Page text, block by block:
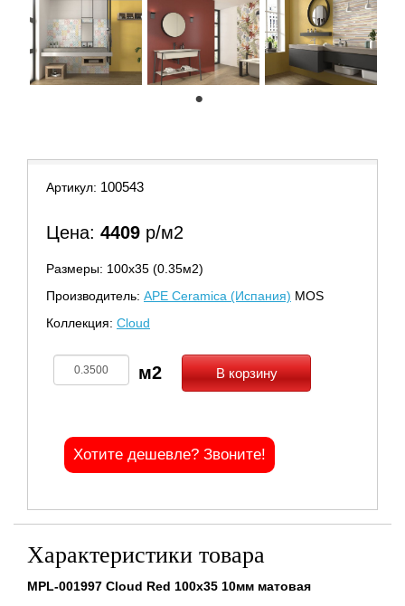
Артикул: 100543
Цена: 4409 р/м2
Размеры: 100х35 (0.35м2)
Производитель: APE Ceramica (Испания) MOS
Коллекция: Cloud
В корзину
Хотите дешевле? Звоните!
Характеристики товара
MPL-001997 Cloud Red 100x35 10мм матовая